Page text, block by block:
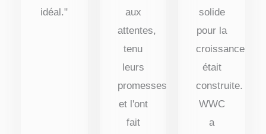
idéal."
aux
attentes,
tenu
leurs
promesses
et l'ont
fait
solide
pour la
croissance
était
construite.
WWC
a